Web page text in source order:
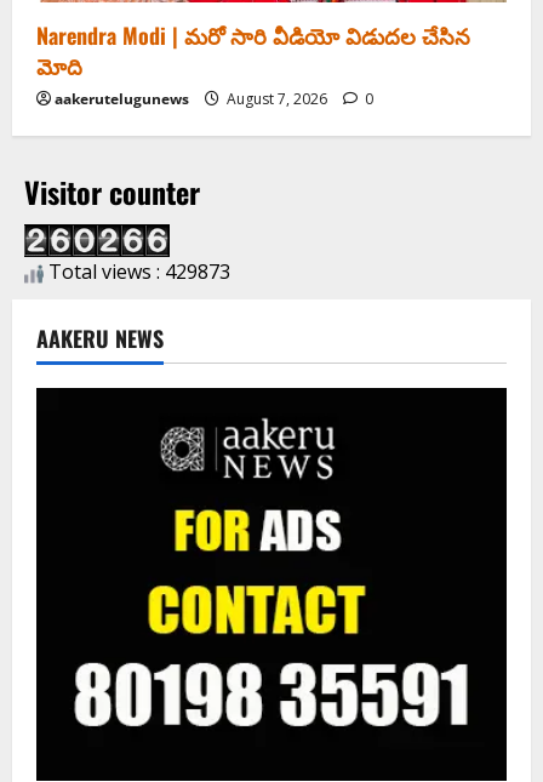
Narendra Modi | మ‌రో సారి వీడియో విడుద‌ల చేసిన
మోది
aakerutelugunews August 7, 2026 0
Visitor counter
Total views : 429873
AAKERU NEWS